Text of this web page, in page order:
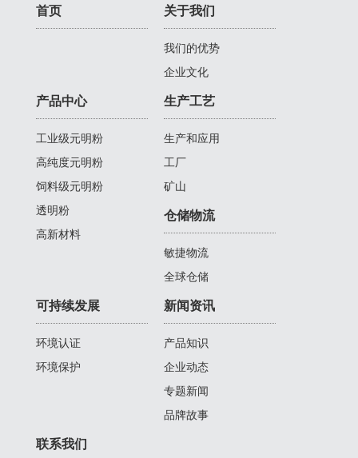
首页 关于我们
我们的优势
企业文化
产品中心
工业级元明粉
高纯度元明粉
饲料级元明粉
透明粉
高新材料
生产工艺
生产和应用
工厂
矿山
仓储物流
敏捷物流
全球仓储
可持续发展
环境认证
环境保护
新闻资讯
产品知识
企业动态
专题新闻
品牌故事
联系我们